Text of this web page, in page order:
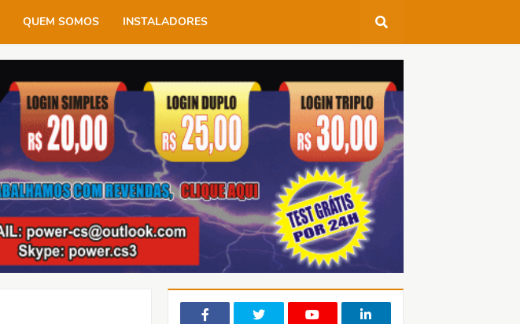
QUEM SOMOS INSTALADORES